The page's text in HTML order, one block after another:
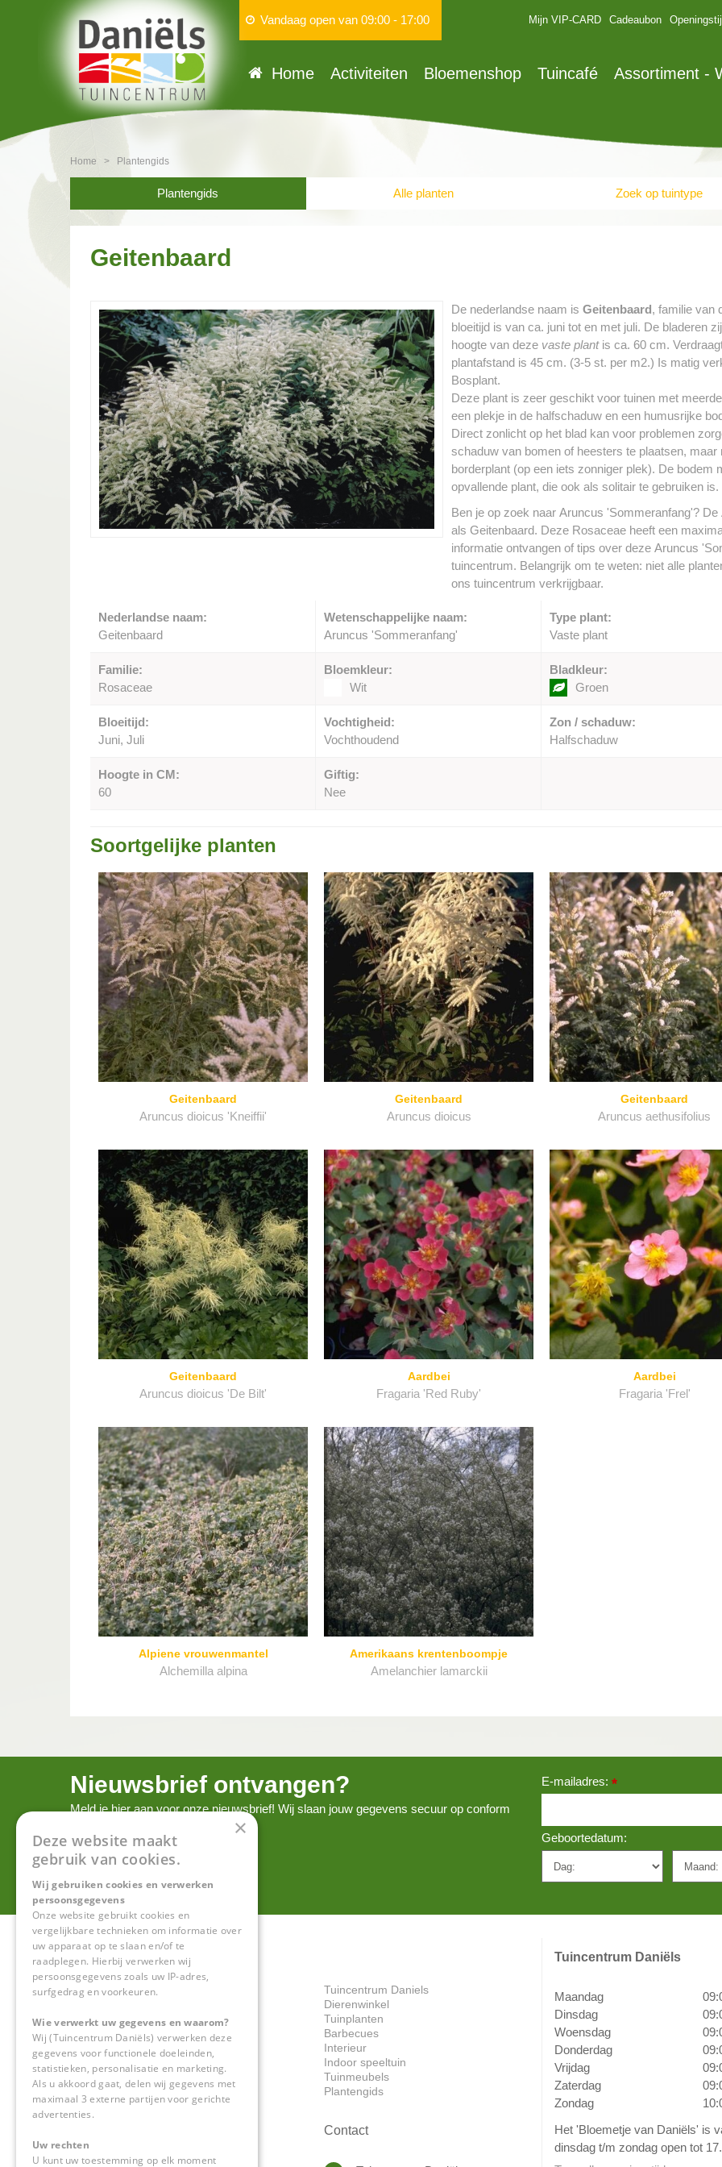
Home > Plantengids
Vandaag open van 09:00 - 17:00 Mijn VIP-CARD Cadeaubon
Home Activiteiten Bloemenshop Tuincafé Assortiment -
Plantengids Alle planten Zoek op tuintype
Geitenbaard
De nederlandse naam is Geitenbaard, familie van
bloeitijd is van ca. juni tot en met juli. De bladeren
hoogte van deze vaste plantis ca. 60 cm.
plantafstand is 45 cm. (3-5 st. per m2.) Is matig
Bosplant.
Deze plant is zeer geschikt voor tuinen met
een plekje in de halfschaduw en een humusrijke
Direct zonlicht op het blad kan voor problemen
schaduw van bomen of heesters te plaatsen,
borderplant (op een iets zonniger plek). De
opvallende plant, die ook als solitair te gebruiken is.
Ben je op zoek naar Aruncus 'Sommeranfang'?
als Geitenbaard. Deze Rosaceae heeft een
informatie ontvangen of tips over deze Aruncus
tuincentrum. Belangrijk om te weten: niet alle
ons tuincentrum verkrijgbaar.
Nederlandse naam:
Geitenbaard
Wetenschappelijke naam:
Aruncus 'Sommeranfang'
Type plant:
Vaste plant
Familie:
Rosaceae
Bloemkleur:
Wit
Bladkleur:
Groen
Bloeitijd:
Juni, Juli
Vochtigheid:
Vochthoudend
Zon / schaduw:
Halfschaduw
Hoogte in CM:
60
Giftig:
Nee
Soortgelijke planten
Geitenbaard
Aruncus dioicus 'Kneiffii'
Geitenbaard
Aruncus dioicus
Geitenbaard
Aruncus aethusifolius
Geitenbaard
Aruncus dioicus 'De Bilt'
Aardbei
Fragaria 'Red Ruby'
Aardbei
Fragaria 'Frel'
Alpiene vrouwenmantel
Alchemilla alpina
Amerikaans krentenboompje
Amelanchier lamarckii
Nieuwsbrief ontvangen?
Meld je hier aan voor onze nieuwsbrief! Wij slaan jouw gegevens secuur op conform
E-mailadres: *
Geboortedatum:
Tuincentrum Daniels
Dierenwinkel
Tuinplanten
Barbecues
Interieur
Indoor speeltuin
Tuinmeubels
Plantengids
Contact
Tuincentrum Daniëls
Maandag
Dinsdag
Woensdag
Donderdag
Vrijdag
Zaterdag
Zondag
Het 'Bloemetje van Daniëls' is
dinsdag t/m zondag open tot
×
Deze website maakt
gebruik van cookies.
Wij gebruiken cookies en verwerken
persoonsgegevens
Onze website gebruikt cookies en
vergelijkbare technieken om informatie over
uw apparaat op te slaan en/of te
raadplegen. Hierbij verwerken wij
persoonsgegevens zoals uw IP-adres,
surfgedrag en voorkeuren.
Wie verwerkt uw gegevens en waarom?
Wij (Tuincentrum Daniëls) verwerken deze
gegevens voor functionele doeleinden,
statistieken, personalisatie en marketing.
Als u akkoord gaat, delen wij gegevens met
maximaal 3 externe partijen voor gerichte
advertenties.
Uw rechten
U kunt uw toestemming op elk moment